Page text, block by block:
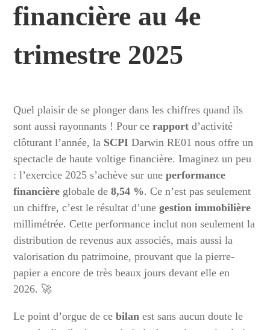
financière au 4e
trimestre 2025
Quel plaisir de se plonger dans les chiffres quand ils
sont aussi rayonnants ! Pour cerapport d’activité
clôturant l’année, la SCPI Darwin RE01 nous offre un
spectacle de haute voltige financière. Imaginez un peu
: l’exercice 2025 s’achève sur uneperformance
financière globale de8,54 %. Ce n’est pas seulement
un chiffre, c’est le résultat d’unegestion immobilière
millimétrée. Cette performance inclut non seulement la
distribution de revenus aux associés, mais aussi la
valorisation du patrimoine, prouvant que la pierre-
papier a encore de très beaux jours devant elle en
2026. 🚀
Le point d’orgue de cebilan est sans aucun doute le